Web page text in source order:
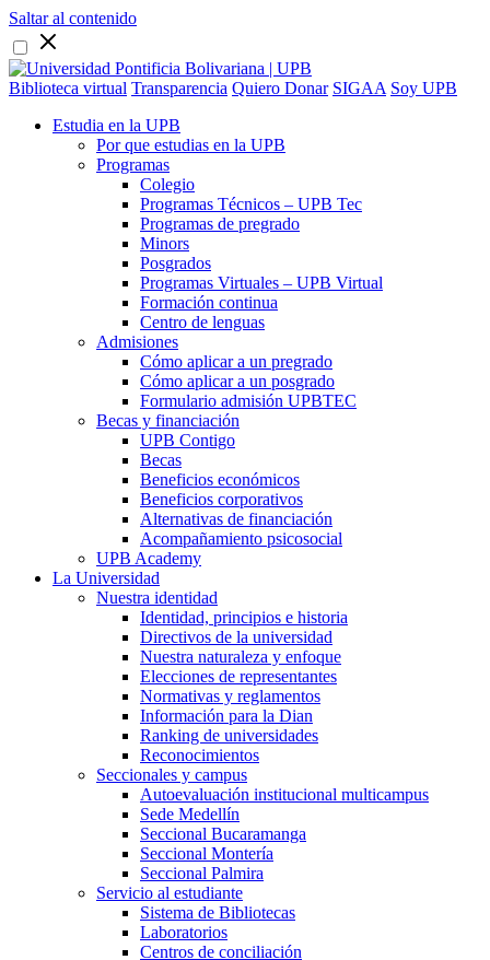
Saltar al contenido
Biblioteca virtual Transparencia Quiero Donar SIGAA Soy UPB
Estudia en la UPB
Por que estudias en la UPB
Programas
Colegio
Programas Técnicos – UPB Tec
Programas de pregrado
Minors
Posgrados
Programas Virtuales – UPB Virtual
Formación continua
Centro de lenguas
Admisiones
Cómo aplicar a un pregrado
Cómo aplicar a un posgrado
Formulario admisión UPBTEC
Becas y financiación
UPB Contigo
Becas
Beneficios económicos
Beneficios corporativos
Alternativas de financiación
Acompañamiento psicosocial
UPB Academy
La Universidad
Nuestra identidad
Identidad, principios e historia
Directivos de la universidad
Nuestra naturaleza y enfoque
Elecciones de representantes
Normativas y reglamentos
Información para la Dian
Ranking de universidades
Reconocimientos
Seccionales y campus
Autoevaluación institucional multicampus
Sede Medellín
Seccional Bucaramanga
Seccional Montería
Seccional Palmira
Servicio al estudiante
Sistema de Bibliotecas
Laboratorios
Centros de conciliación